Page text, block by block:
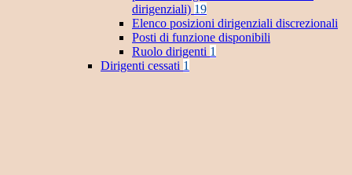
dirigenziali) 19
Elenco posizioni dirigenziali discrezionali
Posti di funzione disponibili
Ruolo dirigenti 1
Dirigenti cessati 1